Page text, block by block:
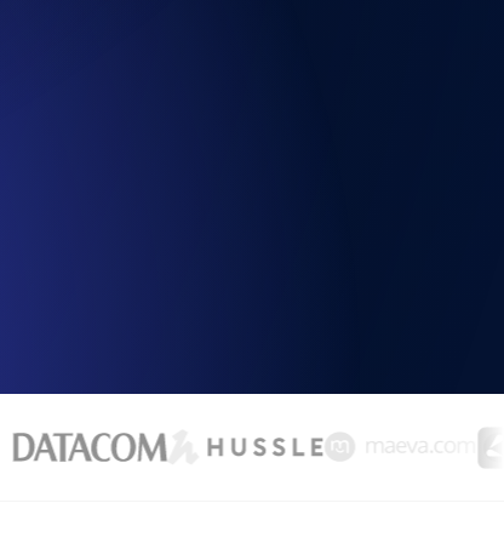
de l'API
d'expiration. Gratuit pour